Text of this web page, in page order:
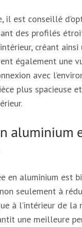
il est conseillé
des profilés
créant
également une
avec
plus spacieuse
en aluminium est
seulement à
à l’intérieur de la
une meilleure